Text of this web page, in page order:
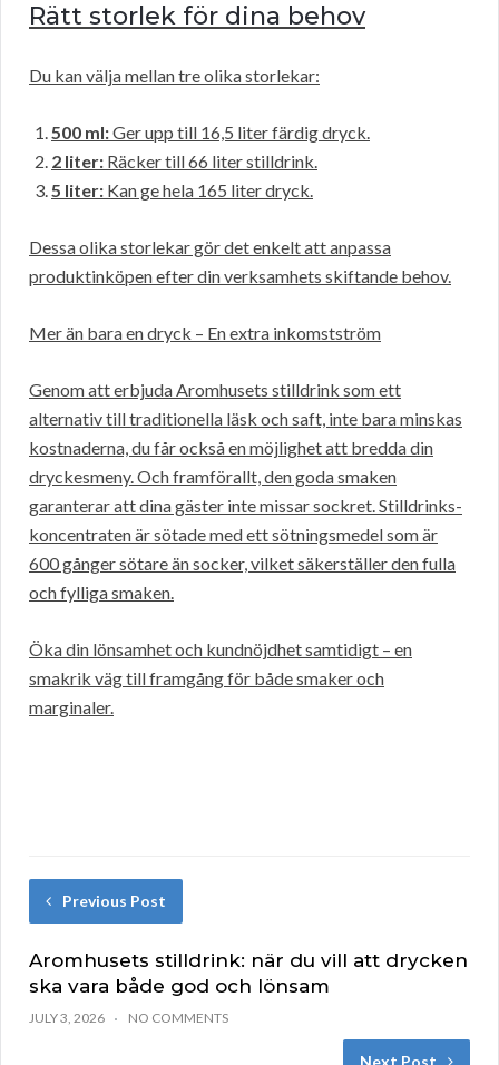
Rätt storlek för dina behov
Du kan välja mellan tre olika storlekar:
500 ml:Ger upp till 16,5 liter färdig dryck.
2 liter: Räcker till 66 liter stilldrink.
5 liter: Kan ge hela 165 liter dryck.
Dessa olika storlekar gör det enkelt att anpassa
produktinköpen efter din verksamhets skiftande behov.
Mer än bara en dryck – En extra inkomstström
Genom att erbjuda Aromhusets stilldrink som ett
alternativ till traditionella läsk och saft, inte bara minskas
kostnaderna, du får också en möjlighet att bredda din
dryckesmeny. Och framförallt, den goda smaken
garanterar att dina gäster inte missar sockret. Stilldrinks-
koncentraten är sötade med ett sötningsmedel som är
600 gånger sötare än socker, vilket säkerställer den fulla
och fylliga smaken.
Öka din lönsamhet och kundnöjdhet samtidigt – en
smakrik väg till framgång för både smaker och
marginaler.
Previous Post
Aromhusets stilldrink: när du vill att drycken
ska vara både god och lönsam
JULY 3, 2026 NO COMMENTS